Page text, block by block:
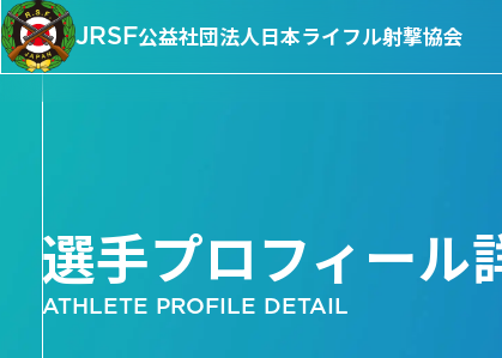
JRSF公益社団法人日本ライフル射撃協会
選手プロフィール
ATHLETE PROFILE DETAIL